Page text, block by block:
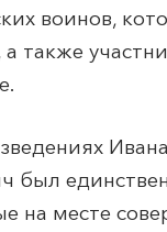
воинов,
также
был
на месте